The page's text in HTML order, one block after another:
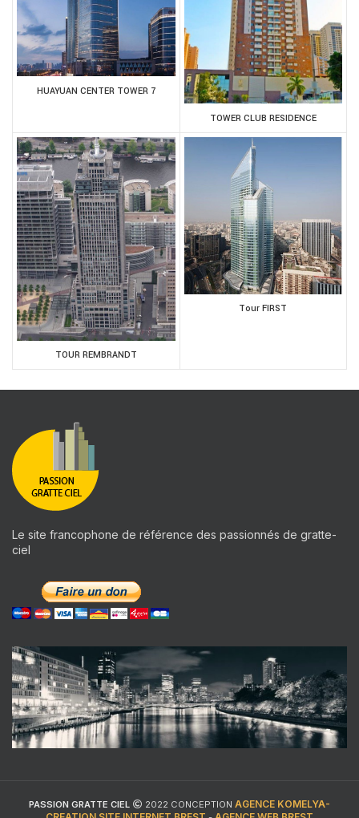
HUAYUAN CENTER TOWER 7
TOWER CLUB RESIDENCE
TOUR REMBRANDT
Tour FIRST
Le site francophone de référence des passionnés de gratte-
ciel
PASSION GRATTE CIEL 2022 CONCEPTION AGENCE KOMELYA-